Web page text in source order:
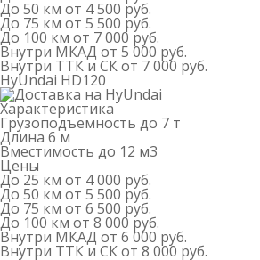
До 50 км от 4 500 руб.
До 75 км от 5 500 руб.
До 100 км от 7 000 руб.
Внутри МКАД от 5 000 руб.
Внутри ТТК и СКот 7 000 руб.
HyUndai HD120
Характеристика
Грузоподъемность до 7 т
Длина 6 м
Вместимость до 12 м3
Цены
До 25 км от 4 000 руб.
До 50 км от 5 500 руб.
До 75 км от 6 500 руб.
До 100 км от 8 000 руб.
Внутри МКАД от 6 000 руб.
Внутри ТТК и СКот 8 000 руб.